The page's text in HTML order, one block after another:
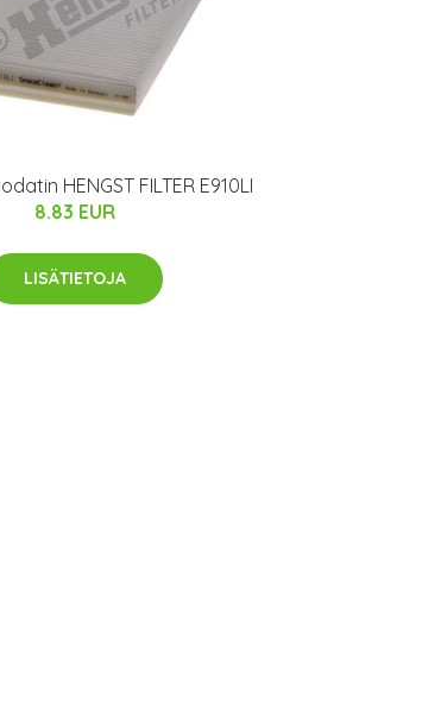
HENGST FILTER E910LI
8.83 EUR
LISÄTIETOJA